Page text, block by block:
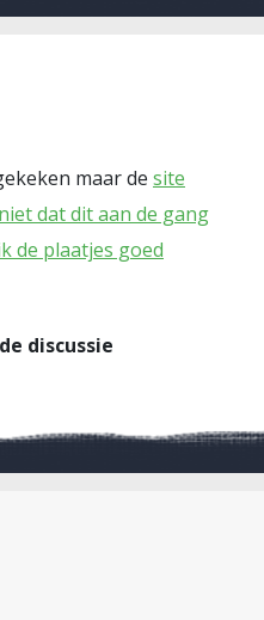
maar de site
dat dit aan de gang
de plaatjes goed
discussie